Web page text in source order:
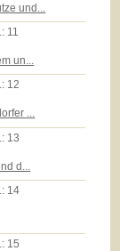
und...
11
un...
12
...
13
d...
14
15